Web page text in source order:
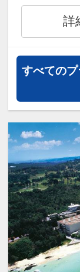
料ア
・
ネス
・〈
準備
時
予約
・〈
ェア
詳
すべての